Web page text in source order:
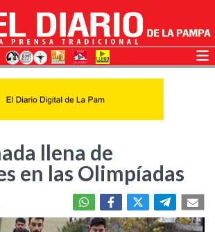
llena de
en las Olimpíadas